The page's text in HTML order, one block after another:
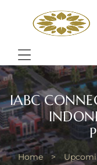
Menu
IABC
Home >